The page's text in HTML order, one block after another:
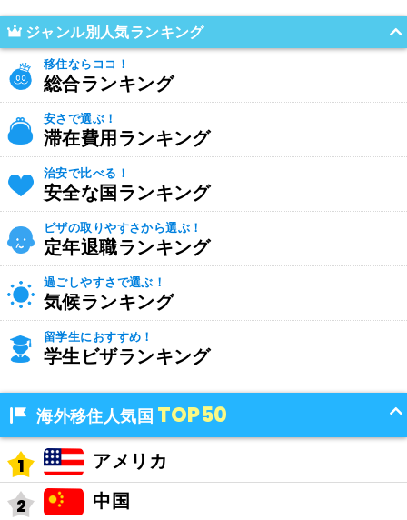
ジャンル別人気ランキング
移住ならココ！
総合ランキング
安さで選ぶ！
滞在費用ランキング
治安で比べる！
安全な国ランキング
ビザの取りやすさから選ぶ！
定年退職ランキング
過ごしやすさで選ぶ！
気候ランキング
留学生におすすめ！
学生ビザランキング
海外移住人気国 TOP50
アメリカ
中国